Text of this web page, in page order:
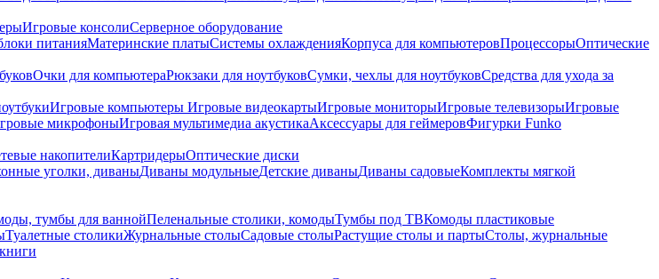
Игровые консолиСерверное оборудование
питанияМатеринские платыСистемы охлажденияКорпуса для компьютеровПроцессорыОптические
Очки для компьютераРюкзаки для ноутбуковСумки, чехлы для ноутбуковСредства для ухода за
Игровые компьютеры Игровые видеокартыИгровые мониторыИгровые телевизорыИгровые
микрофоныИгровая мультимедиа акустикаАксессуары для геймеровФигурки Funko
накопителиКартридерыОптические диски
уголки, диваныДиваны модульныеДетские диваныДиваны садовыеКомплекты мягкой
тумбы для ваннойПеленальные столики, комодыТумбы под ТВКомоды пластиковые
Туалетные столикиЖурнальные столыСадовые столыРастущие столы и партыСтолы, журнальные